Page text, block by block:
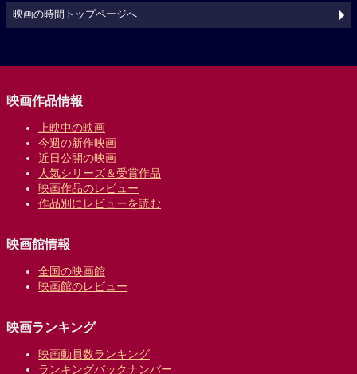
映画の時間トップページへ
映画作品情報
上映中の映画
今週の新作映画
近日公開の映画
人気シリーズ＆受賞作品
映画作品のレビュー
作品別にレビューを読む
映画館情報
全国の映画館
映画館のレビュー
映画ランキング
映画動員数ランキング
ランキングバックナンバー